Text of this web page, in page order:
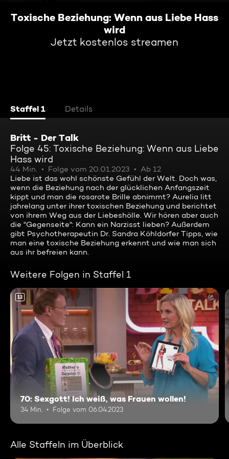
Toxische Beziehung: Wenn aus Liebe Hass
wird
Jetzt kostenlos streamen
Staffel 1 Details
Britt - Der Talk
Folge 45: Toxische Beziehung: Wenn aus Liebe
Hass wird
44 Min. Folge vom 20.01.2023
Ab 12
Liebe ist das wohl schönste Gefühl der Welt. Doch was,
wenn die Beziehung nach der glücklichen Anfangszeit
kippt und man die rosarote Brille abnimmt? Aurelia litt
jahrelang unter ihrer toxischen Beziehung und berichtet
von ihrem Weg aus der Liebeshölle. Wir hören aber auch
die "Gegenseite": Kann ein Narzisst lieben? Außerdem
gibt Psychotherapeutin Dr. Sandra Köhldorfer Tipps, wie
man eine toxische Beziehung erkennt und wie man sich
aus ihr befreien kann.
Weitere Folgen in Staffel 1
12
70: Sexgott! Ich weiß, was Frauen wollen!
34 Min. Folge vom 06.04.2023
Alle Staffeln im Überblick